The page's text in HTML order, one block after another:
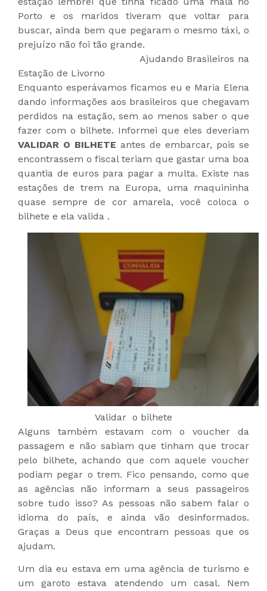
Porto e os maridos tiveram que voltar para
buscar, ainda bem que pegaram o mesmo táxi, o
prejuízo não foi tão grande.
Ajudando Brasileiros na
Estação de Livorno
Enquanto esperávamos ficamos eu e Maria Elena
dando informações aos brasileiros que chegavam
perdidos na estação, sem ao menos saber o que
fazer com o bilhete. Informei que eles deveriam
VALIDAR O BILHETE antes de embarcar, pois se
encontrassem o fiscal teriam que gastar uma boa
quantia de euros para pagar a multa. Existe nas
estações de trem na Europa, uma maquininha
quase sempre de cor amarela, você coloca o
bilhete e ela valida .
Validar o bilhete
Alguns também estavam com o voucher da
passagem e não sabiam que tinham que trocar
pelo bilhete, achando que com aquele voucher
podiam pegar o trem. Fico pensando, como que
as agências não informam a seus passageiros
sobre tudo isso? As pessoas não sabem falar o
idioma do país, e ainda vão desinformados.
Graças a Deus que encontram pessoas que os
ajudam.
Um dia eu estava em uma agência de turismo e
um garoto estava atendendo um casal. Nem